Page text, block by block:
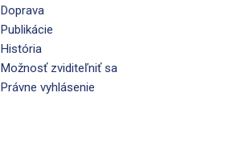
Doprava
Publikácie
História
Možnosť zviditeľniť sa
Právne vyhlásenie